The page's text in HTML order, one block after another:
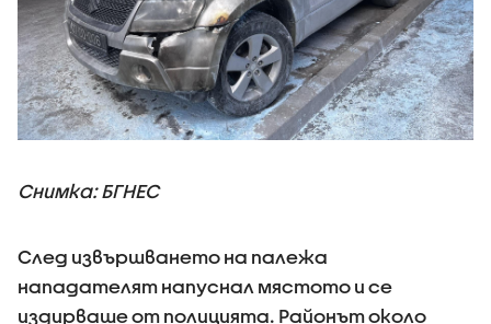
Снимка: БГНЕС
След извършването на палежа
нападателят напуснал мястото и се
издирваше от полицията. Районът около